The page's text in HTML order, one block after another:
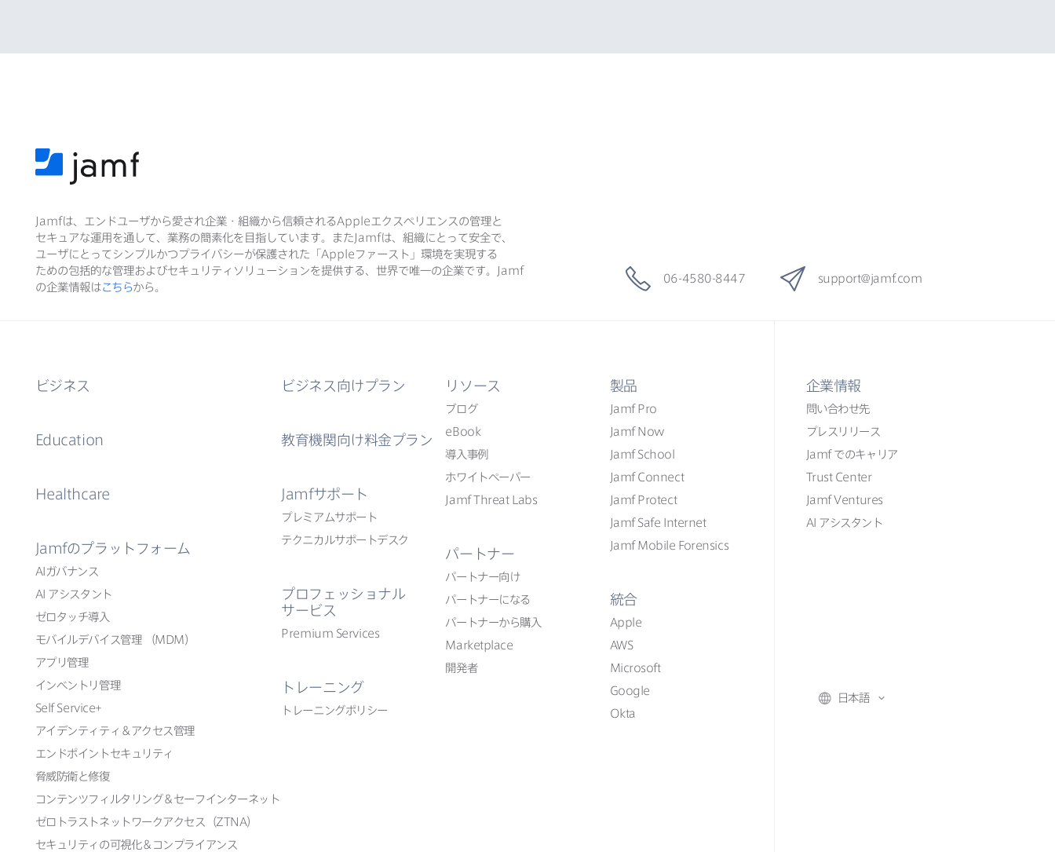
Jamfは、​エンドユーザから​愛され企業・組織から​信頼されるApple エクスペリエンスの​管理と​
セキュアな​運用を​通して、​業務の​簡素化を​目指しています。​また Jamfは、​組織に​とって​安全で、​
ユーザに​とって​シンプルかつプライバシーが​保護された​「Apple ファースト」環境を​実現する​
ための​包括的な​管理および​セキュリティソリューションを​提供する、​世界で​唯一の​企業です。
Jamf
の​企業情報はこちらから。
06-4580-8447 support@jamf. com
ビジネス
Education
Healthcare
Jamfの​プラットフォーム
AI ガバナンス
AI アシスタント
ゼロタッチ導入
モバイルデバイス管理
（MDM）
アプリ管理
インベントリ管理
Self Service+
アイデンティティ＆アクセス管理
エンドポイントセキュリティ
脅威防衛と​修復
コンテンツフィルタリング＆セーフインターネット
ゼロトラストネットワークアクセス​（ZTNA）
セキュリティの​可視化＆コンプライアンス
ビジネス向けプラン
教育機関向け料金プラン
Jamfサポート
プレミアムサポート
テクニカルサポートデスク
プロフェッショナル
サービス
Premium Services
トレーニング
トレーニングポリシー
リソース
ブログ
eBook
導入事例
ホワイトペーパー
Jamf Threat Labs
パートナー
パートナー向け
パートナーに​なる
パートナーから​購入
Marketplace
開発者
製品
Jamf Pro
Jamf Now
Jamf School
Jamf Connect
Jamf Protect
Jamf Safe Internet
Jamf Mobile Forensics
統合
Apple
AWS
Microsoft
Google
Okta
企業情報
問い​合わせ先
プレスリリース
Jamf での​​キャリア
Trust Center
Jamf Ventures
AI アシスタント
日本語